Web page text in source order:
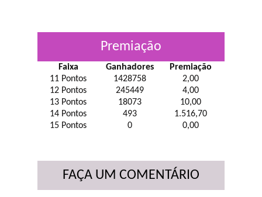
Premiação
Faixa Ganhadores
Premiação
11 Pontos
1428758
2,00
12 Pontos
245449
4,00
13 Pontos
18073
10,00
14 Pontos
493
1.516,70
15 Pontos
0 0,00
FAÇA UM COMENTÁRIO